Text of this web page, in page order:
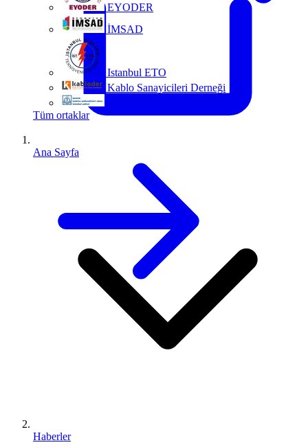
EYODER
İMSAD
Istanbul ETO
Kablo Sanayicileri Derneği
Tüm ortaklar
Ana Sayfa
Haberler